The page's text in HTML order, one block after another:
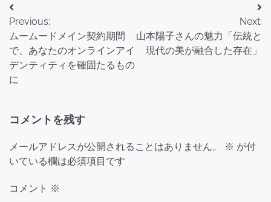
投
稿
ナ
ビ
ー
シ
ョ
ン
Previous:
ムームードメイン契約期間
で、あなたのオンラインアイ
デンティティを確固たるもの
に
Next:
山本陽子さんの魅力「伝統と
現代の美が融合した存在」
コメントを残す
メールアドレスが公開されることはありません。 ※ が付
いている欄は必須項目です
コメント ※